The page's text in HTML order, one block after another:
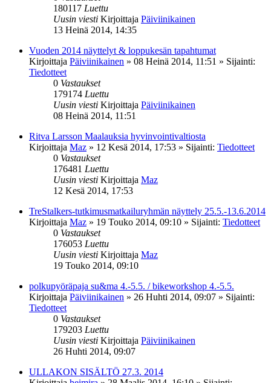
180117 Luettu
Uusin viesti Kirjoittaja Päiviinikainen
13 Heinä 2014, 14:35
Vuoden 2014 näyttelyt & loppukesän tapahtumat
Kirjoittaja Päiviinikainen » 08 Heinä 2014, 11:51 » Sijainti:
Tiedotteet
0 Vastaukset
179174 Luettu
Uusin viesti Kirjoittaja Päiviinikainen
08 Heinä 2014, 11:51
Ritva Larsson Maalauksia hyvinvointivaltiosta
Kirjoittaja Maz » 12 Kesä 2014, 17:53 » Sijainti: Tiedotteet
0 Vastaukset
176481 Luettu
Uusin viesti Kirjoittaja Maz
12 Kesä 2014, 17:53
TreStalkers-tutkimusmatkailuryhmän näyttely 25.5.-13.6.2014
Kirjoittaja Maz » 19 Touko 2014, 09:10 » Sijainti: Tiedotteet
0 Vastaukset
176053 Luettu
Uusin viesti Kirjoittaja Maz
19 Touko 2014, 09:10
polkupyöräpaja su&ma 4.-5.5. / bikeworkshop 4.-5.5.
Kirjoittaja Päiviinikainen » 26 Huhti 2014, 09:07 » Sijainti:
Tiedotteet
0 Vastaukset
179203 Luettu
Uusin viesti Kirjoittaja Päiviinikainen
26 Huhti 2014, 09:07
ULLAKON SISÄLTÖ 27.3. 2014